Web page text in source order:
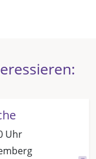
Uhr